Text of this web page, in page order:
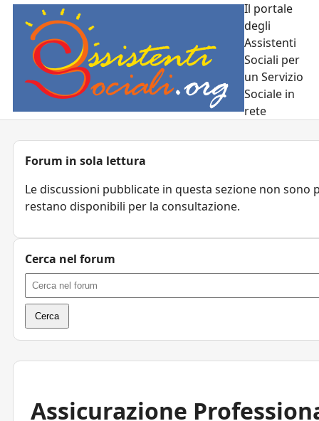
Il portale
degli
Assistenti
Sociali per
un Servizio
Sociale in
rete
Assicurazione
Forum in sola lettura
Le discussioni pubblicate in questa sezione non
restano disponibili per la consultazione.
Cerca nel forum
Cerca